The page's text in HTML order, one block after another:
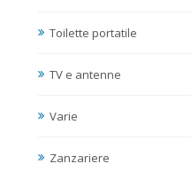
Toilette portatile
TV e antenne
Varie
Zanzariere